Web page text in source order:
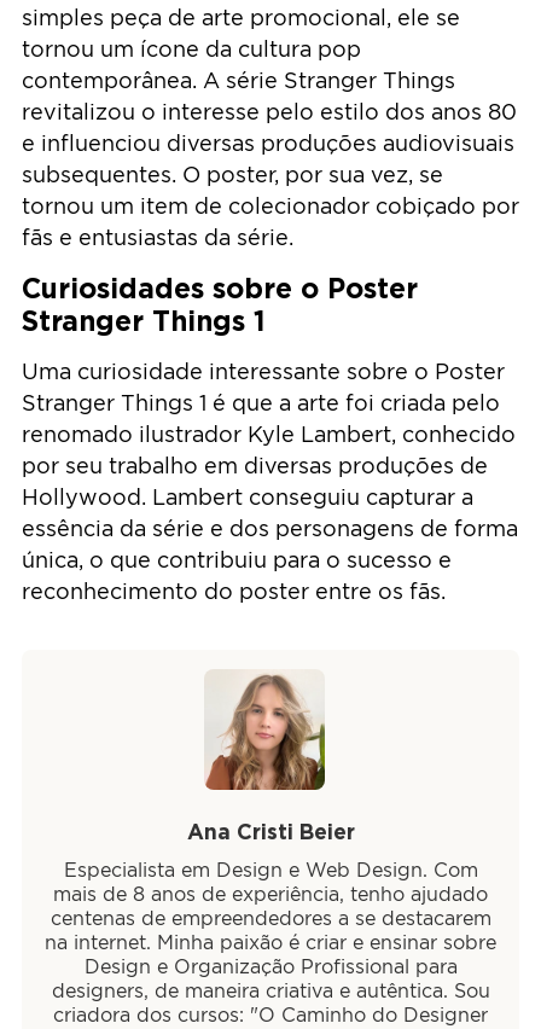
simples peça de arte promocional, ele se
tornou um ícone da cultura pop
contemporânea. A série Stranger Things
revitalizou o interesse pelo estilo dos anos 80
e influenciou diversas produções audiovisuais
subsequentes. O poster, por sua vez, se
tornou um item de colecionador cobiçado por
fãs e entusiastas da série.
Curiosidades sobre o Poster
Stranger Things 1
Uma curiosidade interessante sobre o Poster
Stranger Things 1 é que a arte foi criada pelo
renomado ilustrador Kyle Lambert, conhecido
por seu trabalho em diversas produções de
Hollywood. Lambert conseguiu capturar a
essência da série e dos personagens de forma
única, o que contribuiu para o sucesso e
reconhecimento do poster entre os fãs.
Ana Cristi Beier
Especialista em Design e Web Design. Com
mais de 8 anos de experiência, tenho ajudado
centenas de empreendedores a se destacarem
na internet. Minha paixão é criar e ensinar sobre
Design e Organização Profissional para
designers, de maneira criativa e autêntica. Sou
criadora dos cursos: "O Caminho do Designer